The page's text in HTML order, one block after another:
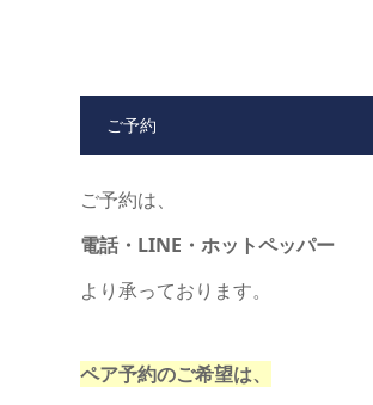
ご予約
ご予約は、
電話・LINE・ホットペッパー
より承っております。
ペア予約のご希望は、